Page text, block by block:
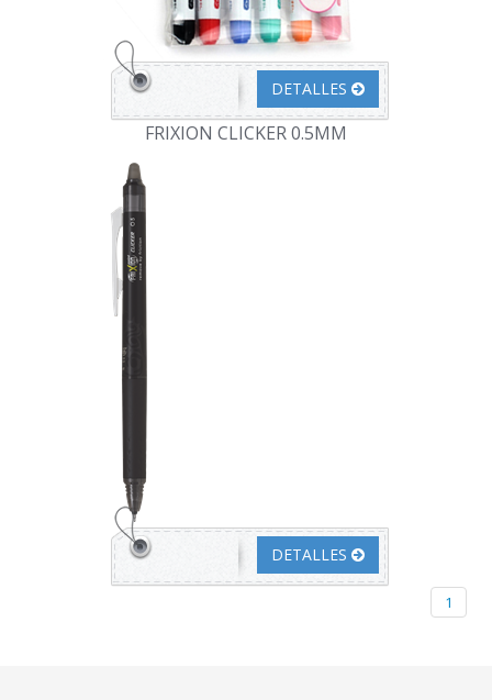
DETALLES
FRIXION CLICKER 0.5MM
DETALLES
1